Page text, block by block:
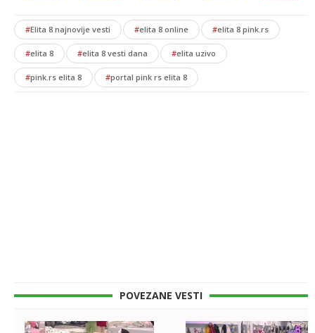
#Elita 8 najnovije vesti #elita 8 online #elita 8 pink.rs
#elita 8 #elita 8 vesti dana #elita uzivo
#pink.rs elita 8 #portal pink rs elita 8
POVEZANE VESTI